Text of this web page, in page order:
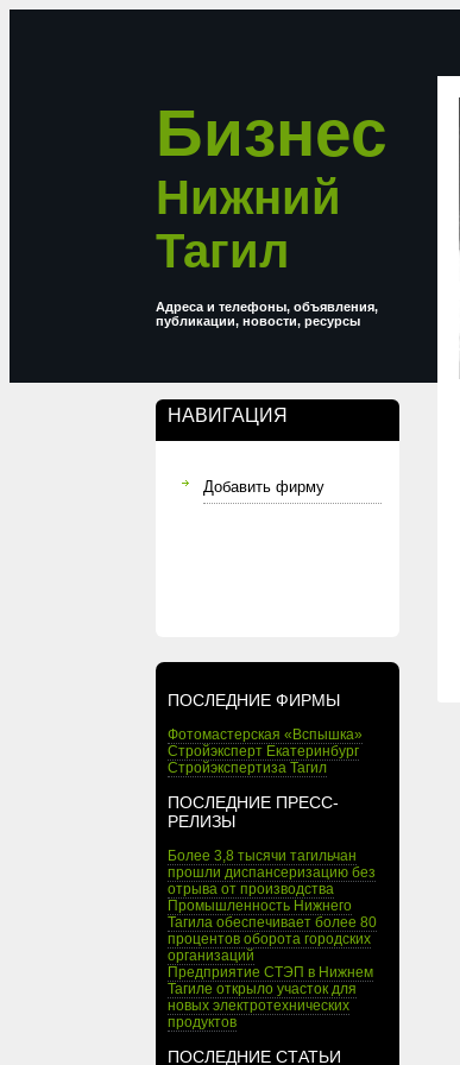
Бизнес
Нижний
Тагил
Адреса и телефоны, объявления,
публикации, новости, ресурсы
НАВИГАЦИЯ
Добавить фирму
ПОСЛЕДНИЕ ФИРМЫ
Фотомастерская «Вспышка»
Стройэксперт Екатеринбург
Стройэкспертиза Тагил
ПОСЛЕДНИЕ ПРЕСС-
РЕЛИЗЫ
Более 3,8 тысячи тагильчан
прошли диспансеризацию без
отрыва от производства
Промышленность Нижнего
Тагила обеспечивает более 80
процентов оборота городских
организаций
Предприятие СТЭП в Нижнем
Тагиле открыло участок для
новых электротехнических
продуктов
ПОСЛЕДНИЕ СТАТЬИ